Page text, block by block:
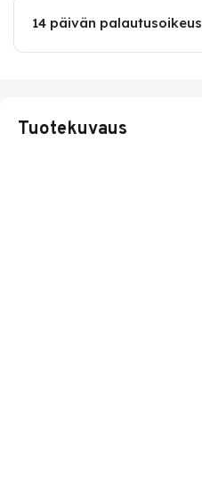
14 päivän palautusoikeus
Tuotekuvaus